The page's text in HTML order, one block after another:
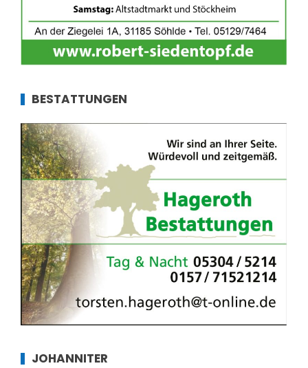
BESTATTUNGEN
JOHANNITER